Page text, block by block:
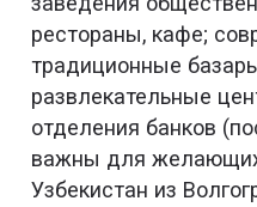
рестораны, кафе;
традиционные
развлекательные
отделения банков
важны для
Узбекистан из